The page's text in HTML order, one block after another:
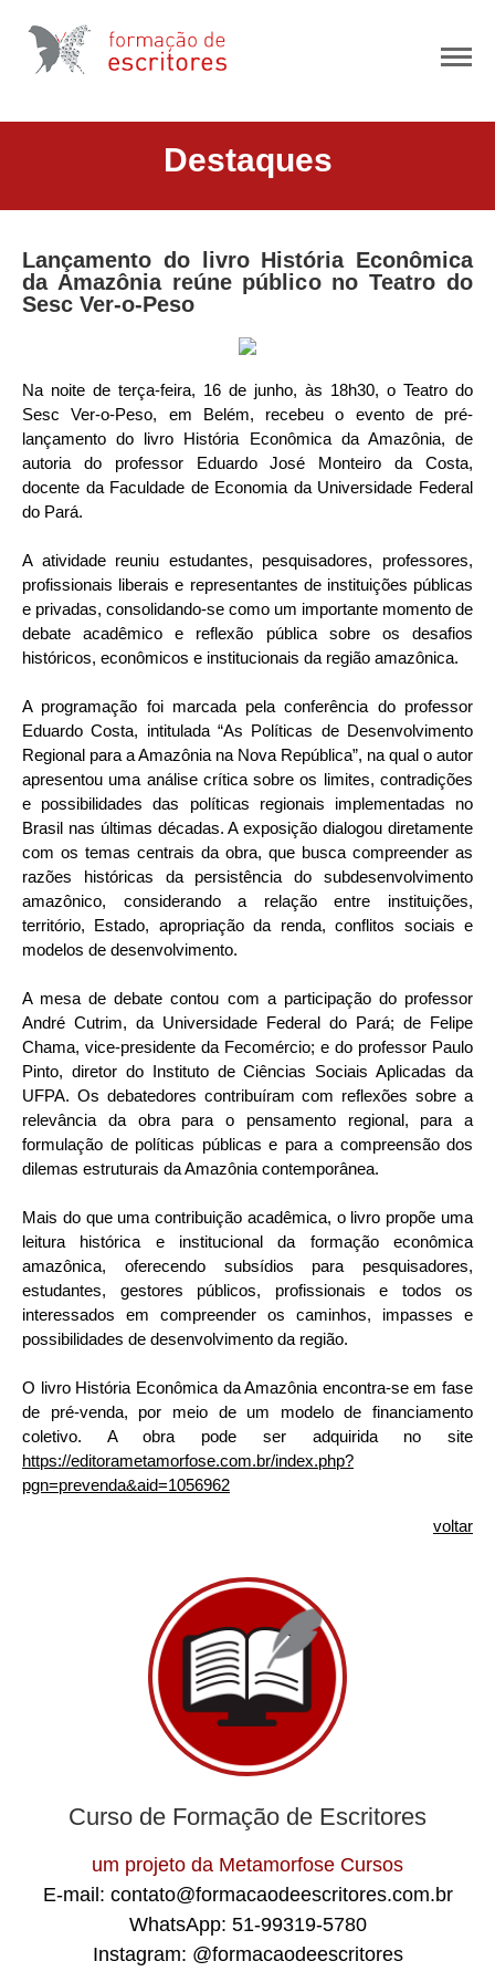
CURSO ONLINE COM AULAS AO VIVO
INSCREVA-SE
Destaques
Lançamento do livro História Econômica
da Amazônia reúne público no Teatro do
Sesc Ver-o-Peso
Na noite de terça-feira, 16 de junho, às 18h30, o Teatro do
Sesc Ver-o-Peso, em Belém, recebeu o evento de pré-
lançamento do livro História Econômica da Amazônia, de
autoria do professor Eduardo José Monteiro da Costa,
docente da Faculdade de Economia da Universidade Federal
do Pará.
A atividade reuniu estudantes, pesquisadores, professores,
profissionais liberais e representantes de instituições públicas
e privadas, consolidando-se como um importante momento de
debate acadêmico e reflexão pública sobre os desafios
históricos, econômicos e institucionais da região amazônica.
A programação foi marcada pela conferência do professor
Eduardo Costa, intitulada “As Políticas de Desenvolvimento
Regional para a Amazônia na Nova República”, na qual o autor
apresentou uma análise crítica sobre os limites, contradições
e possibilidades das políticas regionais implementadas no
Brasil nas últimas décadas. A exposição dialogou diretamente
com os temas centrais da obra, que busca compreender as
razões históricas da persistência do subdesenvolvimento
amazônico, considerando a relação entre instituições,
território, Estado, apropriação da renda, conflitos sociais e
modelos de desenvolvimento.
A mesa de debate contou com a participação do professor
André Cutrim, da Universidade Federal do Pará; de Felipe
Chama, vice-presidente da Fecomércio; e do professor Paulo
Pinto, diretor do Instituto de Ciências Sociais Aplicadas da
UFPA. Os debatedores contribuíram com reflexões sobre a
relevância da obra para o pensamento regional, para a
formulação de políticas públicas e para a compreensão dos
dilemas estruturais da Amazônia contemporânea.
Mais do que uma contribuição acadêmica, o livro propõe uma
leitura histórica e institucional da formação econômica
amazônica, oferecendo subsídios para pesquisadores,
estudantes, gestores públicos, profissionais e todos os
interessados em compreender os caminhos, impasses e
possibilidades de desenvolvimento da região.
O livro História Econômica da Amazônia encontra-se em fase
de pré-venda, por meio de um modelo de financiamento
coletivo. A obra pode ser adquirida no site
https://editorametamorfose.com.br/index.php?
pgn=prevenda&aid=1056962
voltar
Curso de Formação de Escritores
um projeto da Metamorfose Cursos
E-mail: contato@formacaodeescritores.com.br
WhatsApp: 51-99319-5780
Instagram: @formacaodeescritores